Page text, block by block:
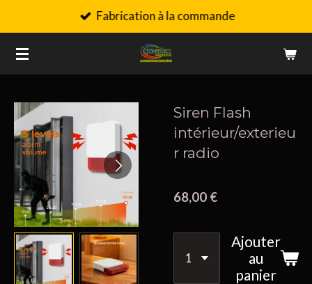
au
contenu
principal
Fabrication à la commande
Siren Flash
intérieur/exterieu
r radio
68,00 €
Ajouter
au
panier